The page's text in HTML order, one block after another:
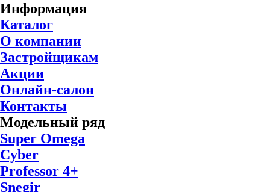
Информация
Каталог
О компании
Застройщикам
Акции
Онлайн-салон
Контакты
Модельный ряд
Super Omega
Cyber
Professor 4+
Snegir